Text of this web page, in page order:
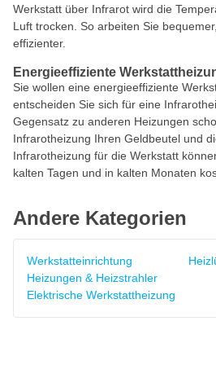
Werkstatt über Infrarot wird die
Luft trocken. So arbeiten Sie
effizienter.
Energieeffiziente
Sie wollen eine energieeffiziente
entscheiden Sie sich für eine
Gegensatz zu anderen Heizungen
Infrarotheizung Ihren Geldbeutel und
Infrarotheizung für die Werkstatt
kalten Tagen und in kalten Monaten
Andere Kategorien
Werkstatteinrichtung
Heizungen & Heizstrahler
Elektrische Werkstattheizung